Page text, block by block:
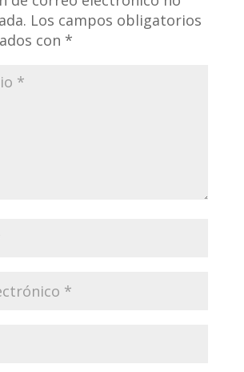
Los campos obligatorios
con *